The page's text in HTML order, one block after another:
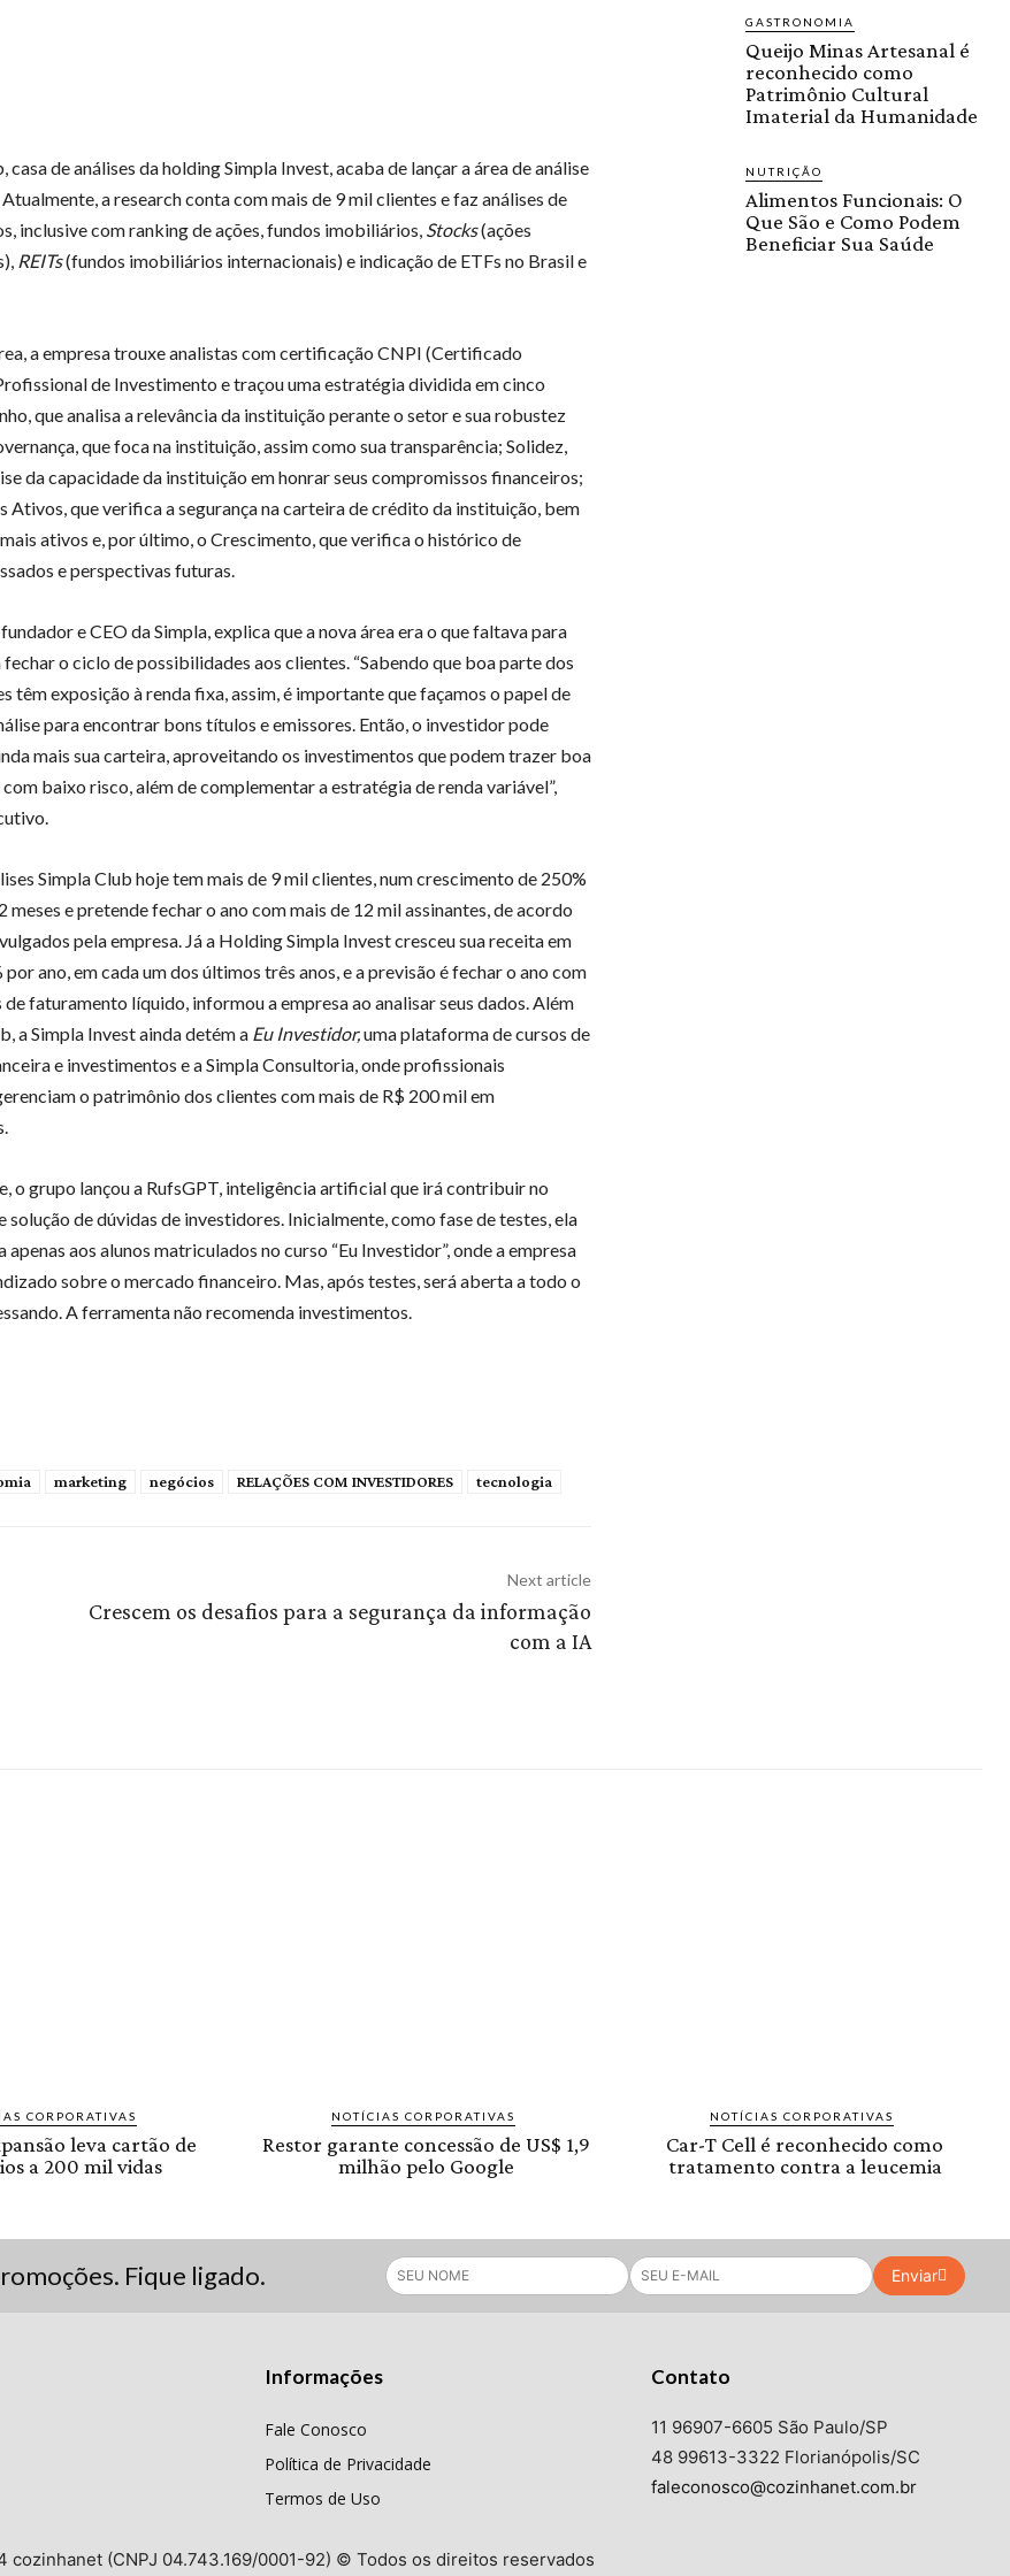
casa de análises da holding Simpla Invest, acaba de lançar a área de análise
a research conta com mais de 9 mil clientes e faz análises de
inclusive com ranking de ações, fundos imobiliários, Stocks(ações
REITs(fundos imobiliários internacionais) e indicação de ETFs no Brasil e
a empresa trouxe analistas com certificação CNPI (Certificado
de Investimento e traçou uma estratégia dividida em cinco
que analisa a relevância da instituição perante o setor e sua robustez
que foca na instituição, assim como sua transparência; Solidez,
da capacidade da instituição em honrar seus compromissos financeiros;
Ativos, que verifica a segurança na carteira de crédito da instituição, bem
ativos e, por último, o Crescimento, que verifica o histórico de
e perspectivas futuras.
e CEO da Simpla, explica que a nova área era o que faltava para
o ciclo de possibilidades aos clientes. “Sabendo que boa parte dos
têm exposição à renda fixa, assim, é importante que façamos o papel de
para encontrar bons títulos e emissores. Então, o investidor pode
mais sua carteira, aproveitando os investimentos que podem trazer boa
baixo risco, além de complementar a estratégia de renda variável”,
Simpla Club hoje tem mais de 9 mil clientes, num crescimento de 250%
meses e pretende fechar o ano com mais de 12 mil assinantes, de acordo
pela empresa. Já a Holding Simpla Invest cresceu sua receita em
por ano, em cada um dos últimos três anos, e a previsão é fechar o ano com
de faturamento líquido, informou a empresa ao analisar seus dados. Além
a Simpla Invest ainda detém a Eu Investidor,uma plataforma de cursos de
e investimentos e a Simpla Consultoria, onde profissionais
o patrimônio dos clientes com mais de R$ 200 mil em
o grupo lançou a RufsGPT, inteligência artificial que irá contribuir no
solução de dúvidas de investidores. Inicialmente, como fase de testes, ela
apenas aos alunos matriculados no curso “Eu Investidor”, onde a empresa
sobre o mercado financeiro. Mas, após testes, será aberta a todo o
A ferramenta não recomenda investimentos.
marketing negócios RELAÇÕES COM INVESTIDORES tecnologia
Next article
Crescem os desafios para a segurança da informação
com a IA
GASTRONOMIA
Queijo Minas Artesanal é
reconhecido como
Patrimônio Cultural
Imaterial da Humanidade
NUTRIÇÃO
Alimentos Funcionais: O
Que São e Como Podem
Beneficiar Sua Saúde
CORPORATIVAS
leva cartão de
a 200 mil vidas
NOTÍCIAS CORPORATIVAS
Restor garante concessão de US$ 1,9
milhão pelo Google
NOTÍCIAS CORPORATIVAS
Car-T Cell é reconhecido como
tratamento contra a leucemia
Fique ligado. Enviar
Informações
Fale Conosco
Política de Privacidade
Termos de Uso
Contato
11 96907-6605 São Paulo/SP
48 99613-3322 Florianópolis/SC
faleconosco@cozinhanet.com.br
cozinhanet (CNPJ 04.743.169/0001-92) © Todos os direitos reservados